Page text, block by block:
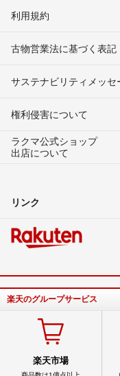
利用規約
古物営業法に基づく表記
サステナビリティメッセ
権利侵害について
ラクマ公式ショップ
出店について
リンク
楽天のグループサービス
楽天市場